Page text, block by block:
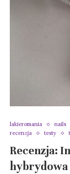
lakieromania nails
recenzja
testy
Recenzja:
hybrydowa